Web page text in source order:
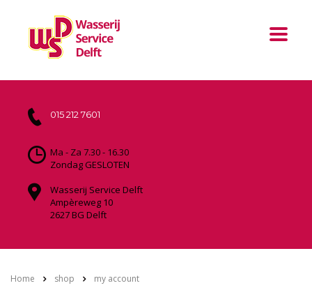
015 212 7601
Ma - Za 7.30 - 16.30
Zondag GESLOTEN
Wasserij Service Delft
Ampèreweg 10
2627 BG Delft
Home shop my account